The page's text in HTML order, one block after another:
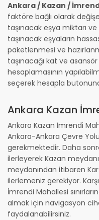
Ankara / Kazan /
faktöre bağlı olarak
taşınacak eşya miktarı
taşınacak eşyaların
paketlenmesi ve
taşınacağı kat ve asansör
hesaplamasının
seçerek hesapla butonuna
Ankara Kazan
Ankara Kazan İmrendi
Ankara-Ankara Çevre Yolu
gerekmektedir. Daha
ilerleyerek Kazan
meydanından itibaren
ilerlemeniz gerekiyor.
İmrendi Mahallesi
almak için navigasyon
faydalanabilirsiniz.